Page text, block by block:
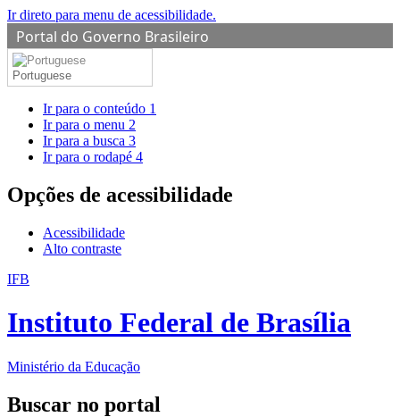
Ir direto para menu de acessibilidade.
Portal do Governo Brasileiro
Portuguese
Ir para o conteúdo 1
Ir para o menu 2
Ir para a busca 3
Ir para o rodapé 4
Opções de acessibilidade
Acessibilidade
Alto contraste
IFB
Instituto Federal de Brasília
Ministério da Educação
Buscar no portal